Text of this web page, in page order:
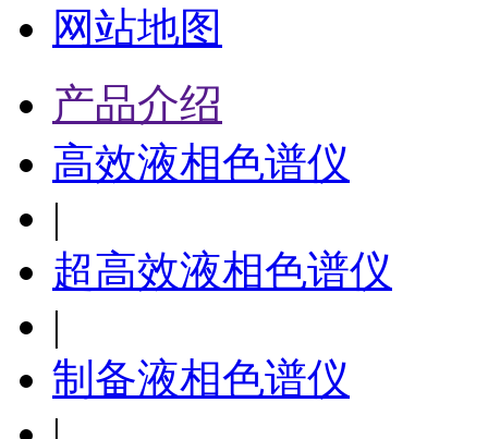
网站地图
产品介绍
高效液相色谱仪
|
超高效液相色谱仪
|
制备液相色谱仪